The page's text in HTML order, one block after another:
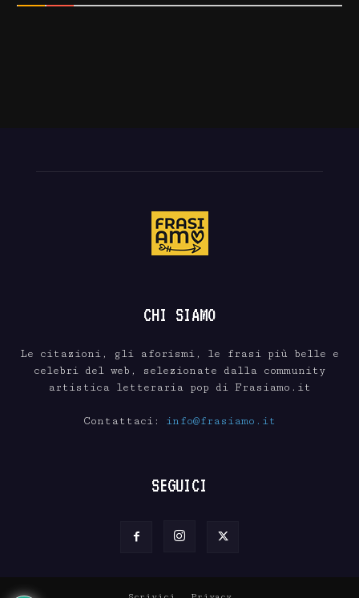
CHI SIAMO
Le citazioni, gli aforismi, le frasi più belle e
celebri del web, selezionate dalla community
artistica letteraria pop di Frasiamo.it
Contattaci: info@frasiamo.it
SEGUICI